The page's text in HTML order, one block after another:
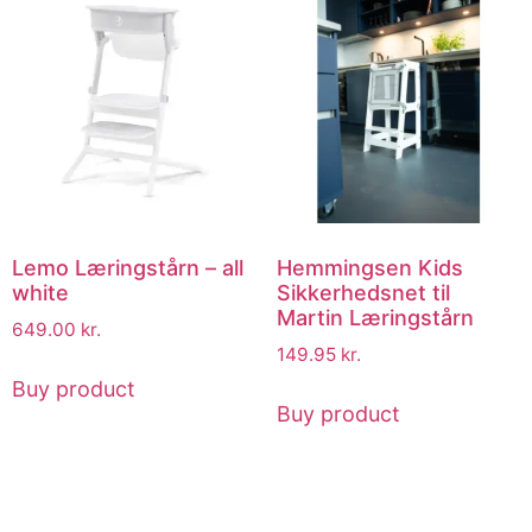
Lemo Læringstårn – all
white
649.00 kr.
Buy product
Hemmingsen Kids
Sikkerhedsnet til
Martin Læringstårn
149.95 kr.
Buy product